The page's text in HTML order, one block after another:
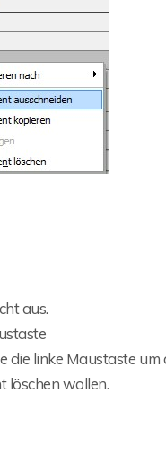
aus.
die linke Maustaste
löschen wollen.